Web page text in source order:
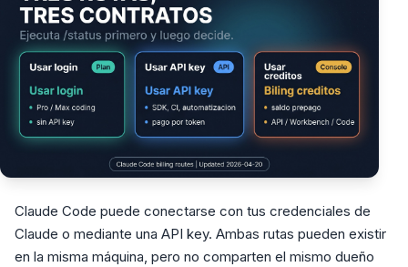
Claude Code puede conectarse con tus credenciales de
Claude o mediante una API key. Ambas rutas pueden existir
en la misma máquina, pero no comparten el mismo dueño